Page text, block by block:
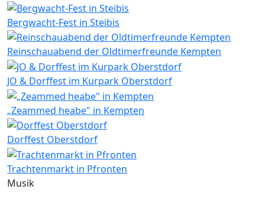
Bergwacht-Fest in Steibis
Reinschauabend der Oldtimerfreunde Kempten
JO & Dorffest im Kurpark Oberstdorf
„Zeammed heabe" in Kempten
Dorffest Oberstdorf
Trachtenmarkt in Pfronten
Musik